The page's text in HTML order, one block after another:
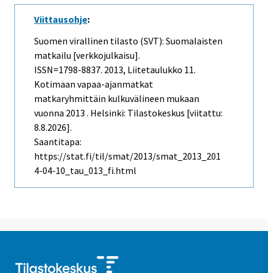
Viittausohje:
Suomen virallinen tilasto (SVT): Suomalaisten
matkailu [verkkojulkaisu].
ISSN=1798-8837. 2013, Liitetaulukko 11.
Kotimaan vapaa-ajanmatkat
matkaryhmittäin kulkuvälineen mukaan
vuonna 2013 . Helsinki: Tilastokeskus [viitattu:
8.8.2026].
Saantitapa:
https://stat.fi/til/smat/2013/smat_2013_201
4-04-10_tau_013_fi.html